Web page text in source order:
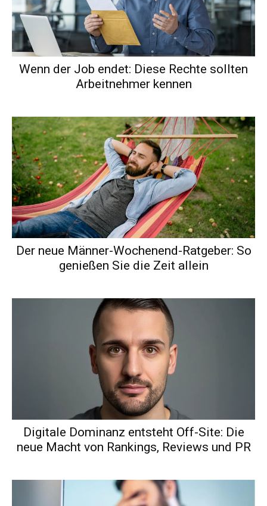
Wenn der Job endet: Diese Rechte sollten
Arbeitnehmer kennen
Der neue Männer-Wochenend-Ratgeber: So
genießen Sie die Zeit allein
Digitale Dominanz entsteht Off-Site: Die
neue Macht von Rankings, Reviews und PR